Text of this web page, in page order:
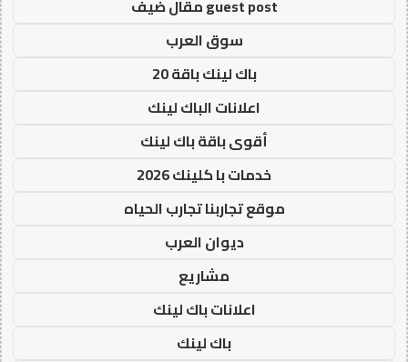
guest post مقال ضيف
سوق العرب
باك لينك باقة 20
اعلانات الباك لينك
أقوى باقة باك لينك
خدمات با كلينك 2026
موقع تجاربنا تجارب الحياه
ديوان العرب
مشاريع
اعلانات باك لينك
باك لينك